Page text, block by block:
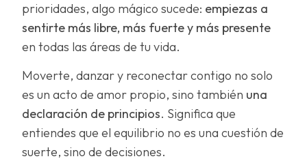
prioridades, algo mágico sucede: empiezas a
sentirte más libre, más fuerte y más presente
en todas las áreas de tu vida.
Moverte, danzar y reconectar contigo no solo
es un acto de amor propio, sino también una
declaración de principios. Significa que
entiendes que el equilibrio no es una cuestión de
suerte, sino de decisiones.